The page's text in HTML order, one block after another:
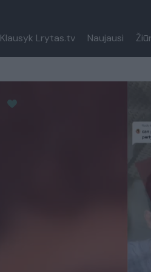
Klausyk Lrytas.tv Naujausi